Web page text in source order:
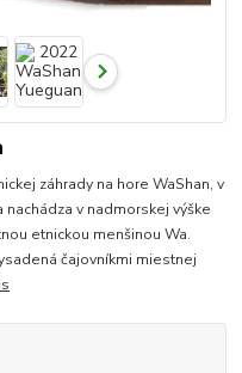
záhrady na hore WaShan, v
nachádza v nadmorskej výške
etnickou menšinou Wa.
čajovníkmi miestnej